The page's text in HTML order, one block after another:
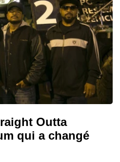
Outta
qui a changé